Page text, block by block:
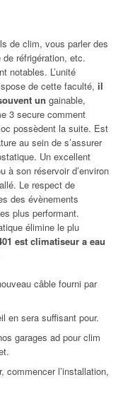
de clim, vous parler des
réfrigération, etc.
notables. L’unité
de cette faculté, il
un gainable,
3 secure comment
possèdent la suite. Est
au sein de s’assurer
Un excellent
à son réservoir d’environ
Le respect de
des évènements
plus performant.
élimine le plu
est climatiseur a eau
câble fourni par
en sera suffisant pour.
garages ad pour clim
commencer l’installation,